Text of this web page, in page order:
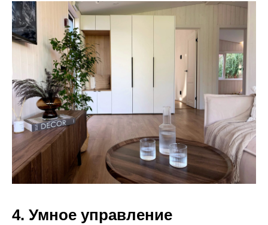
4. Умное управление